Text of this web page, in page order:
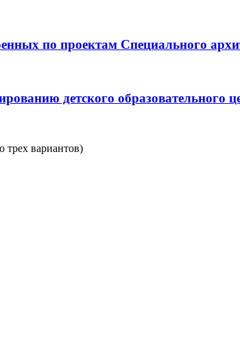
по проектам Специального
детского образовательного
вариантов)